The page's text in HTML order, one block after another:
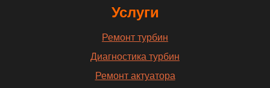
Услуги
Ремонт турбин
Диагностика турбин
Ремонт актуатора